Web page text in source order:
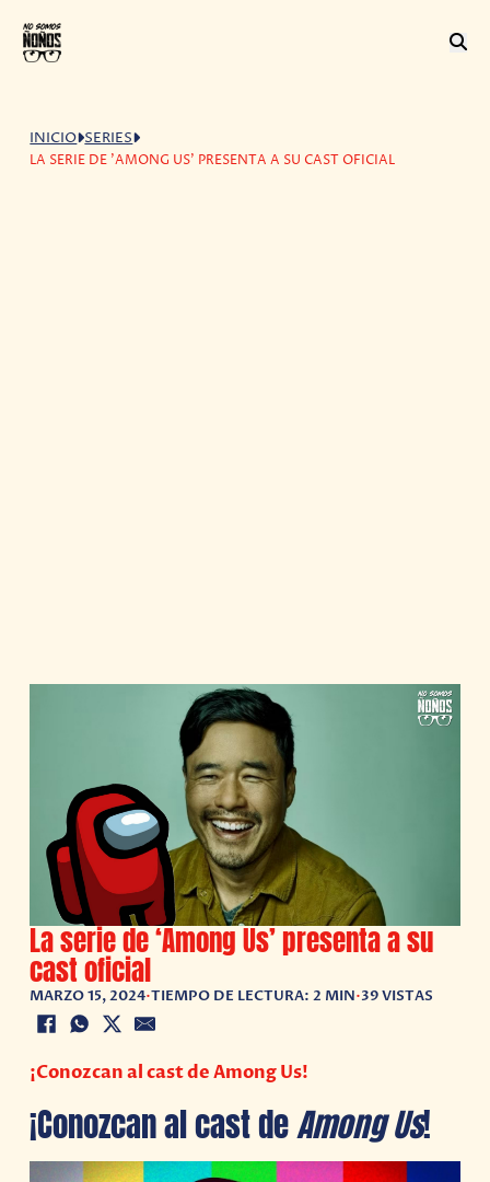
INICIO SERIES
LA SERIE DE 'AMONG US' PRESENTA A SU CAST OFICIAL
La serie de ‘Among Us’ presenta a su
cast oficial
MARZO 15, 2024•TIEMPO DE LECTURA: 2 MIN•39 VISTAS
¡Conozcan al cast de Among Us!
¡Conozcan al cast deAmong Us!